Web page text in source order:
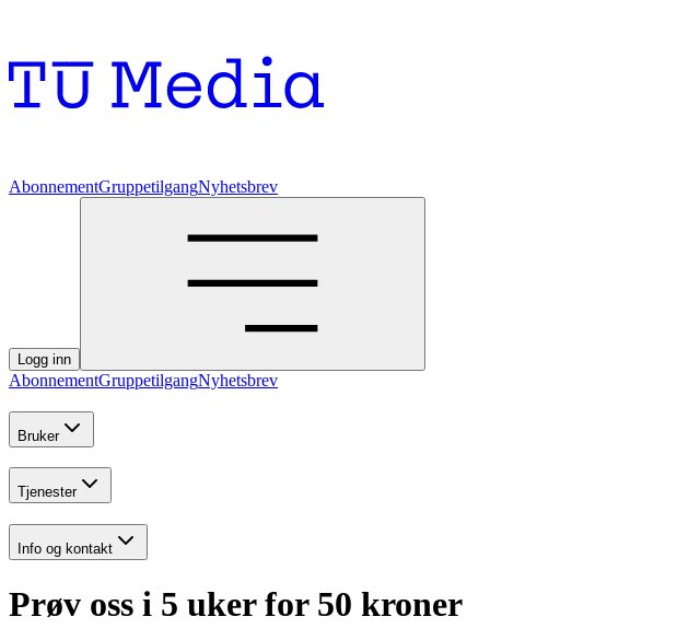
AbonnementGruppetilgangNyhetsbrev
Logg inn
AbonnementGruppetilgangNyhetsbrev
Bruker
Tjenester
Info og kontakt
Prøv oss i 5 uker for 50 kroner